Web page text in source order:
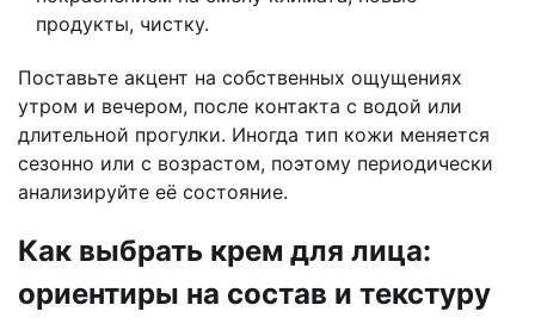
продукты, чистку.
Поставьте акцент на собственных ощущениях
утром и вечером, после контакта с водой или
длительной прогулки. Иногда тип кожи меняется
сезонно или с возрастом, поэтому периодически
анализируйте её состояние.
Как выбрать крем для лица:
ориентиры на состав и текстуру